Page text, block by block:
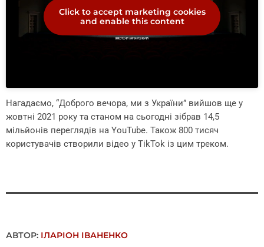
Click to accept marketing cookies
and enable this content
Нагадаємо, “Доброго вечора, ми з України” вийшов ще у
жовтні 2021 року та станом на сьогодні зібрав 14,5
мільйонів переглядів на YouTube. Також 800 тисяч
користувачів створили відео у TikTok із цим треком.
АВТОР: ІЛАРІОН ІВАНЕНКО